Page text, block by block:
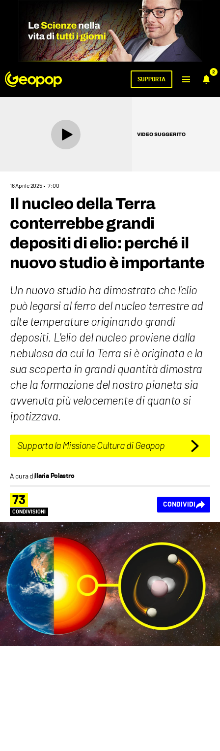
2
SUPPORTA
VIDEO SUGGERITO
16 Aprile 2025 7:00
Il nucleo della Terra
conterrebbe grandi
depositi di elio: perché il
nuovo studio è importante
Un nuovo studio ha dimostrato che l'elio
può legarsi al ferro del nucleo terrestre ad
alte temperature originando grandi
depositi. L'elio del nucleo proviene dalla
nebulosa da cui la Terra si è originata e la
sua scoperta in grandi quantità dimostra
che la formazione del nostro pianeta sia
avvenuta più velocemente di quanto si
ipotizzava.
Supporta la Missione Cultura di Geopop
A cura di Ilaria Polastro
73
CONDIVISIONI
CONDIVIDI